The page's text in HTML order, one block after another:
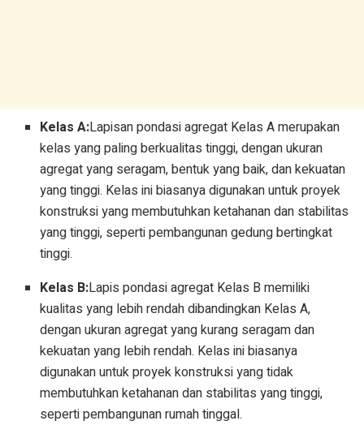
Kelas A:Lapisan pondasi agregat Kelas A merupakan
kelas yang paling berkualitas tinggi, dengan ukuran
agregat yang seragam, bentuk yang baik, dan kekuatan
yang tinggi. Kelas ini biasanya digunakan untuk proyek
konstruksi yang membutuhkan ketahanan dan stabilitas
yang tinggi, seperti pembangunan gedung bertingkat
tinggi.
Kelas B:Lapis pondasi agregat Kelas B memiliki
kualitas yang lebih rendah dibandingkan Kelas A,
dengan ukuran agregat yang kurang seragam dan
kekuatan yang lebih rendah. Kelas ini biasanya
digunakan untuk proyek konstruksi yang tidak
membutuhkan ketahanan dan stabilitas yang tinggi,
seperti pembangunan rumah tinggal.